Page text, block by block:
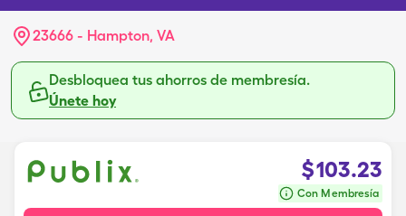
23666 - Hampton, VA
Desbloquea tus ahorros de membresía.
Únete hoy
$103.23
Con Membresía